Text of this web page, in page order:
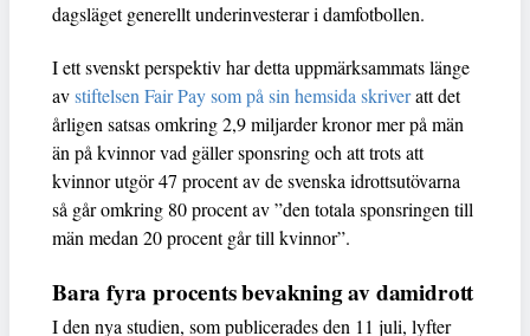
dagsläget generellt underinvesterar i damfotbollen.
I ett svenskt perspektiv har detta uppmärksammats länge
avstiftelsen Fair Pay som på sin hemsida skriveratt det
årligen satsas omkring 2,9 miljarder kronor mer på män
än på kvinnor vad gäller sponsring och att trots att
kvinnor utgör 47 procent av de svenska idrottsutövarna
så går omkring 80 procent av ”den totala sponsringen till
män medan 20 procent går till kvinnor”.
Bara fyra procents bevakning av damidrott
I den nya studien, som publicerades den 11 juli, lyfter